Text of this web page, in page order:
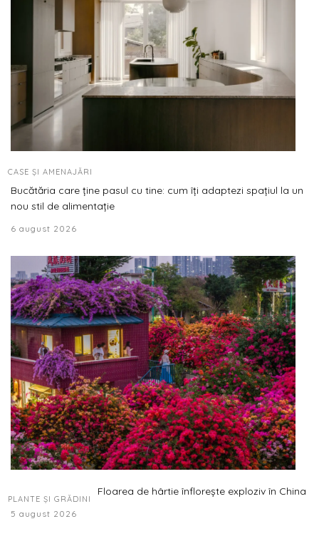
CASE ȘI AMENAJĂRI
Bucătăria care ține pasul cu tine: cum îți adaptezi spațiul la un
nou stil de alimentație
6 august 2026
PLANTE ȘI GRĂDINI
Floarea de hârtie înflorește exploziv în China
5 august 2026